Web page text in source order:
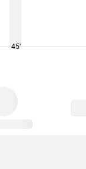
45'